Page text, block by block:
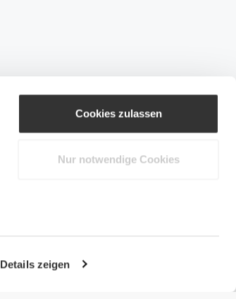
Details zeigen
Cookies zulassen
Nur notwendige Cookies